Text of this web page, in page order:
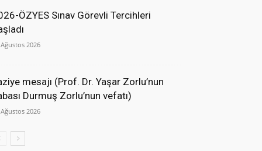
ÖZYES Sınav Görevli Tercihleri
2026
mesajı (Prof. Dr. Yaşar Zorlu’nun
Durmuş Zorlu’nun vefatı)
2026